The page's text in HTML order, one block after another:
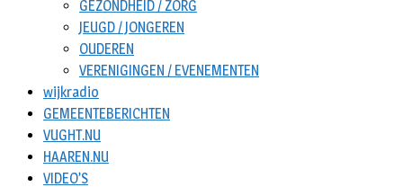
GEZONDHEID / ZORG
JEUGD / JONGEREN
OUDEREN
VERENIGINGEN / EVENEMENTEN
wijkradio
GEMEENTEBERICHTEN
VUGHT.NU
HAAREN.NU
VIDEO’S